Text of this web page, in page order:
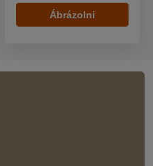
Ábrázolni